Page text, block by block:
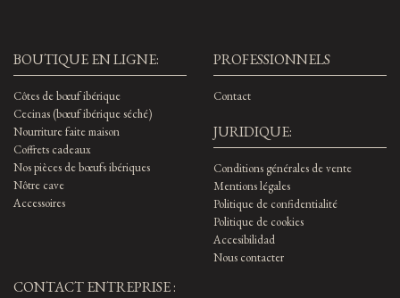
BOUTIQUE EN LIGNE:
Côtes de bœuf ibérique
Cecinas (bœuf ibérique séché)
Nourriture faite maison
Coffrets cadeaux
Nos pièces de bœufs ibériques
Nôtre cave
Accessoires
PROFESSIONNELS
Contact
JURIDIQUE:
Conditions générales de vente
Mentions légales
Politique de confidentialité
Politique de cookies
Accesibilidad
Nous contacter
CONTACT ENTREPRISE :